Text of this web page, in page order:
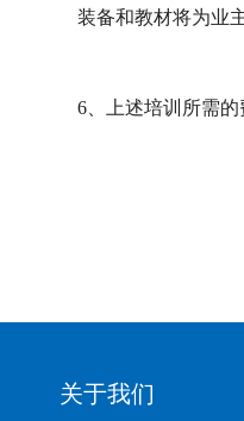
装备和教材将为业
6、上述培训所需
关于我们